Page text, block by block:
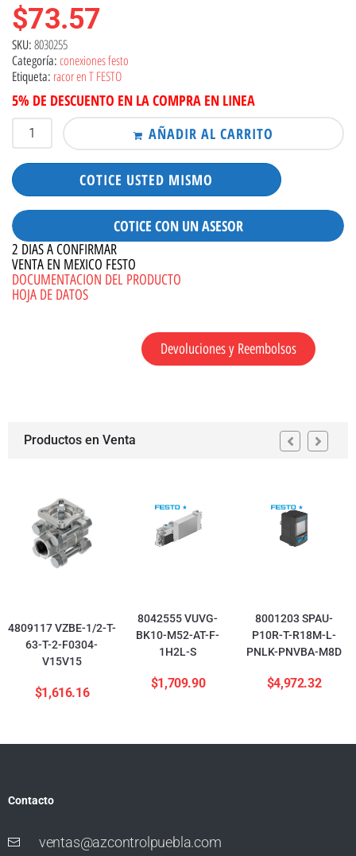
$73.57
SKU: 8030255
Categoría: conexiones festo
Etiqueta: racor en T FESTO
5% DE DESCUENTO EN LA COMPRA EN LINEA
AÑADIR AL CARRITO
COTICE USTED MISMO
COTICE CON UN ASESOR
2 DIAS A CONFIRMAR
VENTA EN MEXICO FESTO
DOCUMENTACION DEL PRODUCTO
HOJA DE DATOS
Devoluciones y Reembolsos
Productos en Venta
4809117 VZBE-1/2-T-
63-T-2-F0304-
V15V15
$1,616.16
8042555 VUVG-
BK10-M52-AT-F-
1H2L-S
$1,709.90
8001203 SPAU-
P10R-T-R18M-L-
PNLK-PNVBA-M8D
$4,972.32
Contacto
ventas@azcontrolpuebla.com